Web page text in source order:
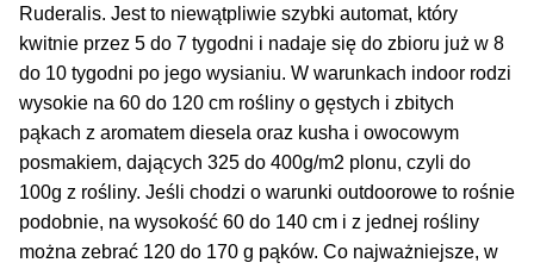
PROMOCJA 500 Plus
Harmonogram Outdoor
Formy i Koszt Wysyłki
Odbiór Osobisty
Ruderalis. Jest to niewątpliwie szybki automat, który
kwitnie przez 5 do 7 tygodni i nadaje się do zbioru już w 8
do 10 tygodni po jego wysianiu. W warunkach indoor rodzi
wysokie na 60 do 120 cm rośliny o gęstych i zbitych
pąkach z aromatem diesela oraz kusha i owocowym
posmakiem, dających 325 do 400g/m2 plonu, czyli do
100g z rośliny. Jeśli chodzi o warunki outdoorowe to rośnie
podobnie, na wysokość 60 do 140 cm i z jednej rośliny
można zebrać 120 do 170 g pąków. Co najważniejsze, w